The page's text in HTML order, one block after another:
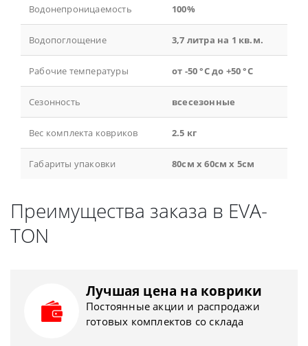
Водонепроницаемость 100%
Водопоглощение 3,7 литра на 1 кв.м.
Рабочие температуры от -50 °С до +50 °С
Сезонность всесезонные
Вес комплекта ковриков 2.5 кг
Габариты упаковки 80см x 60см x 5см
Преимущества заказа в EVA-
TON
Лучшая цена на коврики
Постоянные акции и распродажи
готовых комплектов со склада